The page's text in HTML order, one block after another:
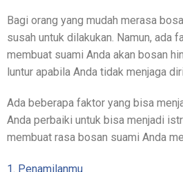
Bagi orang yang mudah merasa
susah untuk dilakukan. Namun, ada
membuat suami Anda akan bosan
luntur apabila Anda tidak menjaga
Ada beberapa faktor yang bisa
Anda perbaiki untuk bisa menjadi
membuat rasa bosan suami Anda
1. Penamilanmu